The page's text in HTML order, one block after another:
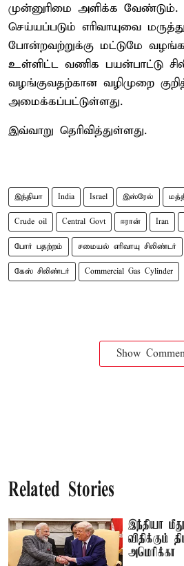
முன்னுரிமை அளிக்க வேண்டும்.
செய்யப்படும் எரிவாயுவை
போன்றவற்றுக்கு மட்டுமே
உள்ளிட்ட வணிக பயன்பாட்டு
வழங்குவதற்கான வழிமுறை
அமைக்கப்பட்டுள்ளது.
இவ்வாறு தெரிவித்துள்ளது.
இந்தியா India Israel இஸ்ரேல்
Crude oil Central Govt ஈரான் Iran
போர் பதற்றம் சமையல் எரிவாயு சிலிண்டர்
கேஸ் சிலிண்டர் Commercial Gas Cylinder
Show
Related Stories
இந்தியா
விதிக்கும்
அமெரிக்கா